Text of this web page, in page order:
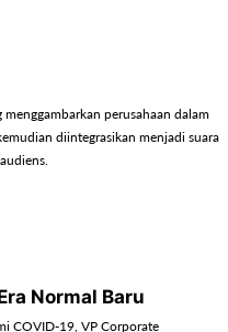
perusahaan dalam
diintegrasikan menjadi suara
audiens.
Normal Baru
COVID-19, VP Corporate